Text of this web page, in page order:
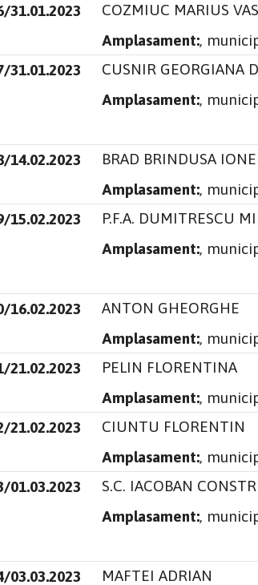
31.01.2023
COZMIUC MARIUS
Amplasament:,
31.01.2023
CUSNIR GEORGIANA
Amplasament:,
14.02.2023
BRAD BRINDUSA
Amplasament:,
15.02.2023
P.F.A. DUMITRESCU
Amplasament:,
16.02.2023
ANTON GHEORGHE
Amplasament:,
21.02.2023
PELIN FLORENTINA
Amplasament:,
21.02.2023
CIUNTU FLORENTIN
Amplasament:,
01.03.2023
S.C. IACOBAN
Amplasament:,
03.03.2023
MAFTEI ADRIAN